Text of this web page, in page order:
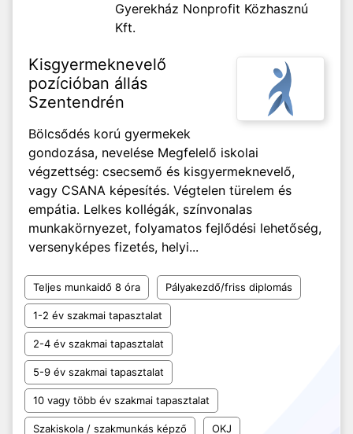
Gyerekház Nonprofit Közhasznú
Kft.
Kisgyermeknevelő
pozícióban állás
Szentendrén
Bölcsődés korú gyermekek
gondozása, nevelése Megfelelő iskolai
végzettség: csecsemő és kisgyermeknevelő,
vagy CSANA képesítés. Végtelen türelem és
empátia. Lelkes kollégák, színvonalas
munkakörnyezet, folyamatos fejlődési lehetőség,
versenyképes fizetés, helyi...
Teljes munkaidő 8 óra Pályakezdő/friss diplomás
1-2 év szakmai tapasztalat
2-4 év szakmai tapasztalat
5-9 év szakmai tapasztalat
10 vagy több év szakmai tapasztalat
Szakiskola / szakmunkás képző OKJ